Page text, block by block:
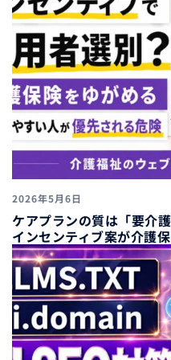
2026年5月6日
ケアプランの質は「要介
インセンティブ案が介護